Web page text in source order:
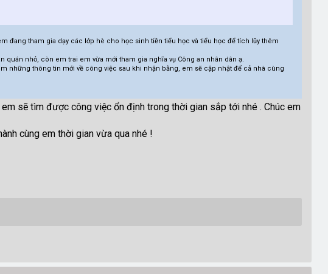
đang tham gia dạy các lớp hè cho học sinh tiền tiểu học và tiểu học để tích lũy thêm
nhỏ, còn em trai em vừa mới tham gia nghĩa vụ Công an nhân dân ạ.
những thông tin mới về công việc sau khi nhận bằng, em sẽ cập nhật để cả nhà cùng
sẽ tìm được công việc ổn định trong thời gian sắp tới nhé . Chúc em
cùng em thời gian vừa qua nhé !